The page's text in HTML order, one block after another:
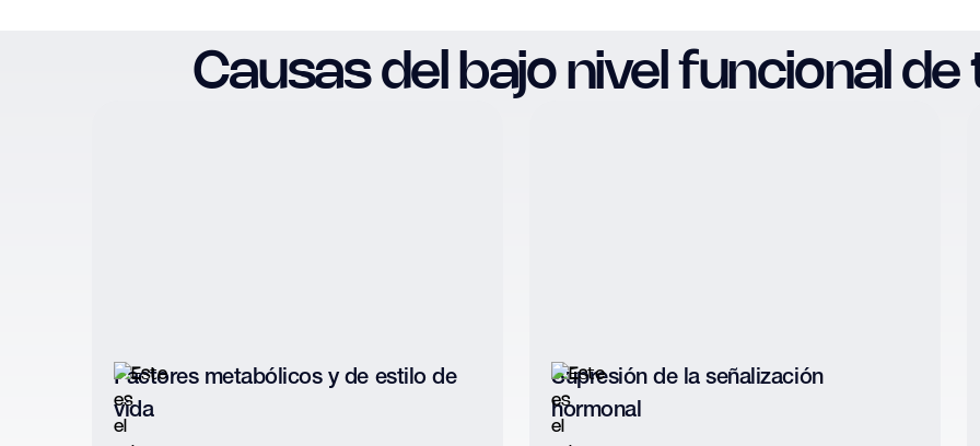
Causas del bajo nivel funcional
Factores metabólicos y de estilo de
vida
Supresión de la señalización
hormonal